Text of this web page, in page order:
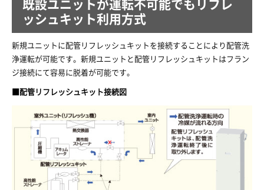
既設ユニットが運転不可能でもリフレ
ッシュキット利用方式
新規ユニットに配管リフレッシュキットを接続することにより配管洗
浄運転が可能です。新規ユニットと配管リフレッシュキットはフラン
ジ接続にて容易に脱着が可能です。
■配管リフレッシュキット接続図